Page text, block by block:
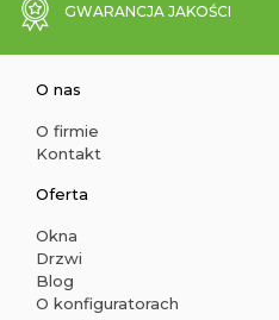
GWARANCJA JAKOŚCI
O nas
O firmie
Kontakt
Oferta
Okna
Drzwi
Blog
O konfiguratorach